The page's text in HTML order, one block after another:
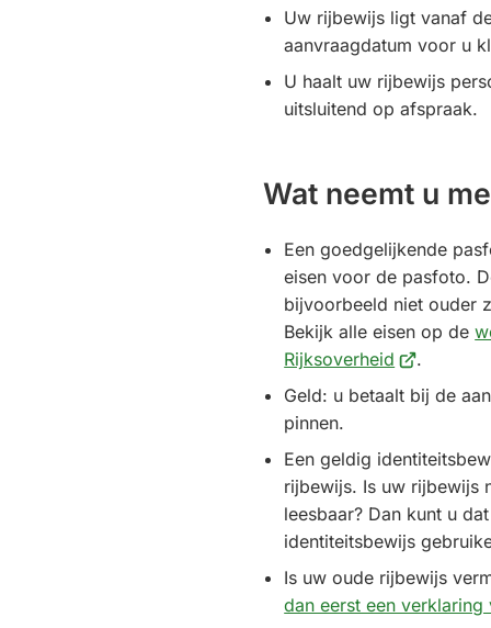
Uw rijbewijs ligt vanaf
aanvraagdatum voor u
U haalt uw rijbewijs
uitsluitend op afspraak.
Wat neemt u
Een goedgelijkende
eisen voor de pasfoto.
bijvoorbeeld niet ouder
Bekijk alle eisen op de
Rijksoverheid (Verwijst
naar
website)
.
Geld: u betaalt bij de
pinnen.
Een geldig
rijbewijs. Is uw rijbewijs
leesbaar? Dan kunt u
identiteitsbewijs
Is uw oude rijbewijs
dan eerst een verklaring